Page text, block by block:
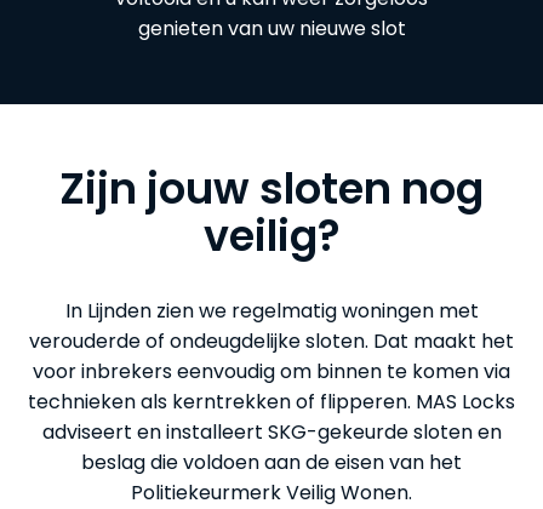
genieten van uw nieuwe slot
Zijn jouw sloten nog
veilig?
In Lijnden zien we regelmatig woningen met
verouderde of ondeugdelijke sloten. Dat maakt het
voor inbrekers eenvoudig om binnen te komen via
technieken als kerntrekken of flipperen. MAS Locks
adviseert en installeert SKG-gekeurde sloten en
beslag die voldoen aan de eisen van het
Politiekeurmerk Veilig Wonen.